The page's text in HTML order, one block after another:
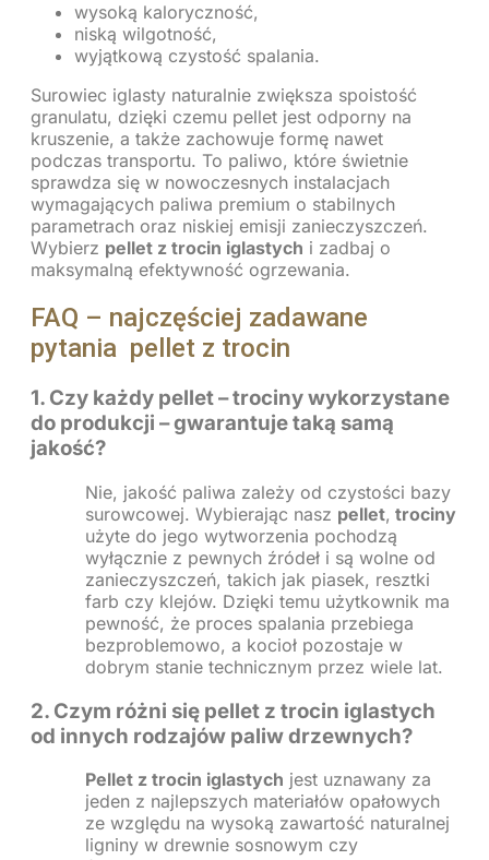
wysoką kaloryczność,
niską wilgotność,
wyjątkową czystość spalania.
Surowiec iglasty naturalnie zwiększa spoistość
granulatu, dzięki czemu pellet jest odporny na
kruszenie, a także zachowuje formę nawet
podczas transportu. To paliwo, które świetnie
sprawdza się w nowoczesnych instalacjach
wymagających paliwa premium o stabilnych
parametrach oraz niskiej emisji zanieczyszczeń.
Wybierz pellet z trocin iglastych i zadbaj o
maksymalną efektywność ogrzewania.
FAQ – najczęściej zadawane
pytania pellet z trocin
1. Czy każdy pellet – trociny wykorzystane
do produkcji – gwarantuje taką samą
jakość?
Nie, jakość paliwa zależy od czystości bazy
surowcowej. Wybierając nasz pellet, trociny
użyte do jego wytworzenia pochodzą
wyłącznie z pewnych źródeł i są wolne od
zanieczyszczeń, takich jak piasek, resztki
farb czy klejów. Dzięki temu użytkownik ma
pewność, że proces spalania przebiega
bezproblemowo, a kocioł pozostaje w
dobrym stanie technicznym przez wiele lat.
2. Czym różni się pellet z trocin iglastych
od innych rodzajów paliw drzewnych?
Pellet z trocin iglastych jest uznawany za
jeden z najlepszych materiałów opałowych
ze względu na wysoką zawartość naturalnej
ligniny w drewnie sosnowym czy